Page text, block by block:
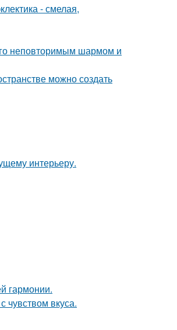
- смелая,
неповторимым шармом и
можно создать
интерьеру.
гармонии.
чувством вкуса.